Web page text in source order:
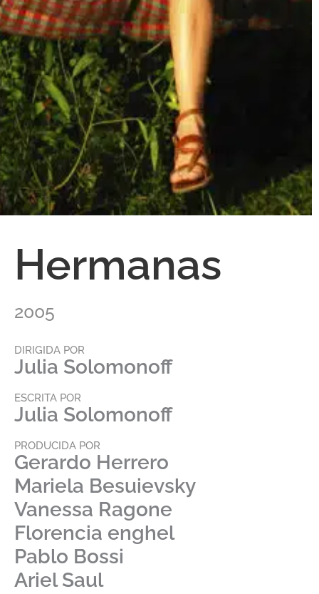
Hermanas
2005
DIRIGIDA POR
Julia Solomonoff
ESCRITA POR
Julia Solomonoff
PRODUCIDA POR
Gerardo Herrero
Mariela Besuievsky
Vanessa Ragone
Florencia enghel
Pablo Bossi
Ariel Saul